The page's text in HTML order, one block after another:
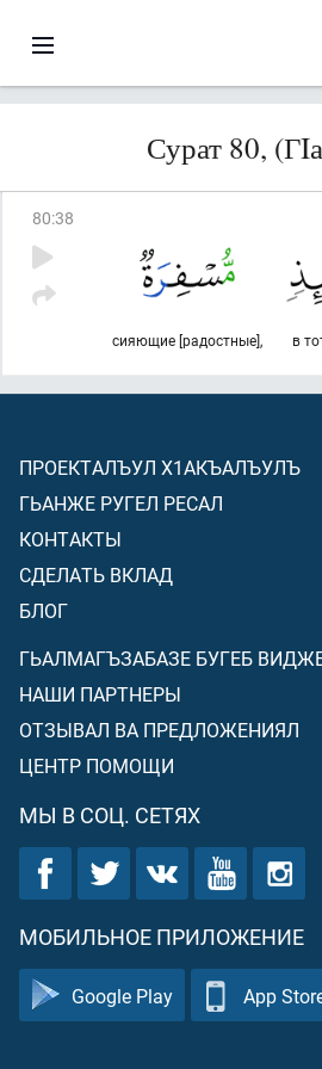
Сурат 80,
80:38
в
сияющие [радостные],
ПРОЕКТАЛЪУЛ Х1АКЪАЛЪУЛЪ
ГЬАНЖЕ РУГЕЛ РЕСАЛ
КОНТАКТЫ
СДЕЛАТЬ ВКЛАД
БЛОГ
ГЬАЛМАГЪЗАБАЗЕ БУГЕБ
НАШИ ПАРТНЕРЫ
ОТЗЫВАЛ ВА ПРЕДЛОЖЕНИЯЛ
ЦЕНТР ПОМОЩИ
МЫ В СОЦ. СЕТЯХ
МОБИЛЬНОЕ ПРИЛОЖЕНИЕ
Google Play App